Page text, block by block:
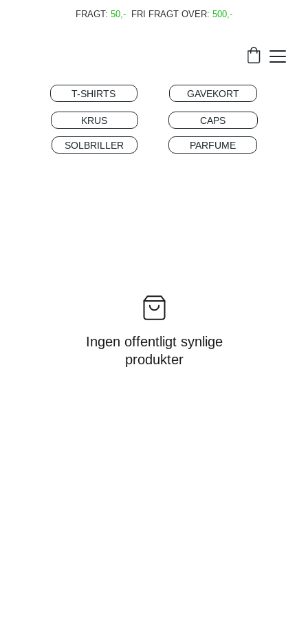
FRAGT: 50,- FRI FRAGT OVER: 500,-
T-SHIRTS
KRUS
SOLBRILLER PARFUME
CAPS
GAVEKORT
Ingen offentligt synlige
produkter